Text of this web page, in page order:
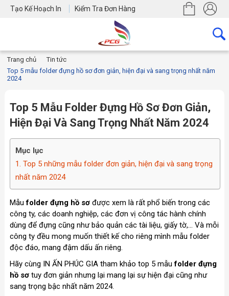
Tạo Kế Hoạch In Kiểm Tra Đơn Hàng
Trang chủ
Tin tức
Top 5 mẫu folder đựng hồ sơ đơn giản, hiện đại và sang trọng nhất năm
2024
Top 5 Mẫu Folder Đựng Hồ Sơ Đơn Giản,
Hiện Đại Và Sang Trọng Nhất Năm 2024
Mục lục
1. Top 5 những mẫu folder đơn giản, hiện đại và sang trọng
nhất năm 2024
Mẫufolder đựng hồ sơđược xem là rất phổ biến trong các
công ty, các doanh nghiệp, các đơn vị công tác hành chính
dùng để đựng cũng như bảo quản các tài liệu, giấy tờ,... Và mỗi
công ty đều mong muốn thiết kế cho riêng mình mẫu folder
độc đáo, mang đậm dấu ấn riêng.
Hãy cùng IN ẤN PHÚC GIA tham khảo top 5 mẫufolder đựng
hồ sơtuy đơn giản nhưng lại mang lại sự hiện đại cũng như
sang trọng bậc nhất năm 2024.